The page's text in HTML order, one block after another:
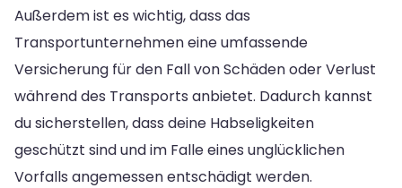
Außerdem ist es wichtig, dass das
Transportunternehmen eine umfassende
Versicherung für den Fall von Schäden oder Verlust
während des Transports anbietet. Dadurch kannst
du sicherstellen, dass deine Habseligkeiten
geschützt sind und im Falle eines unglücklichen
Vorfalls angemessen entschädigt werden.